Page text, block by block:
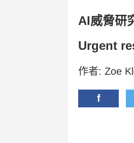
AI威脅研
Urgent
作者: Zoe
f